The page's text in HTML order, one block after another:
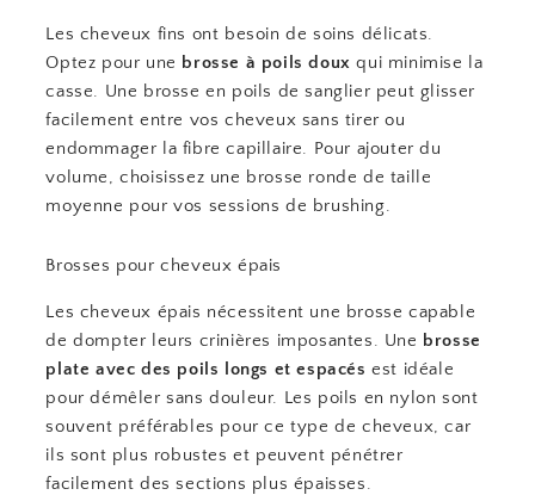
Les cheveux fins ont besoin de soins délicats.
Optez pour une brosse à poils doux qui minimise la
casse. Une brosse en poils de sanglier peut glisser
facilement entre vos cheveux sans tirer ou
endommager la fibre capillaire. Pour ajouter du
volume, choisissez une brosse ronde de taille
moyenne pour vos sessions de brushing.
Brosses pour cheveux épais
Les cheveux épais nécessitent une brosse capable
de dompter leurs crinières imposantes. Une brosse
plate avec des poils longs et espacés est idéale
pour démêler sans douleur. Les poils en nylon sont
souvent préférables pour ce type de cheveux, car
ils sont plus robustes et peuvent pénétrer
facilement des sections plus épaisses.